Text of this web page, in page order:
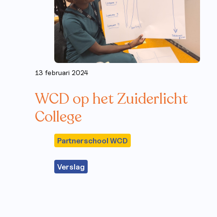
13 februari 2024
WCD op het Zuiderlicht
College
Partnerschool WCD
Verslag